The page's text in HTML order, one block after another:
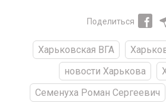
Поделиться
Харьковская ВГА
новости Харькова
Семенуха Роман Сергеевич